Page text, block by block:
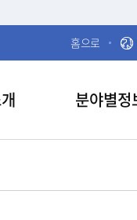
홈으로
분야별정